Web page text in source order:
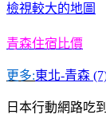
檢視較大的地圖
青森住宿比價
更多:東北-青森
日本行動網路吃